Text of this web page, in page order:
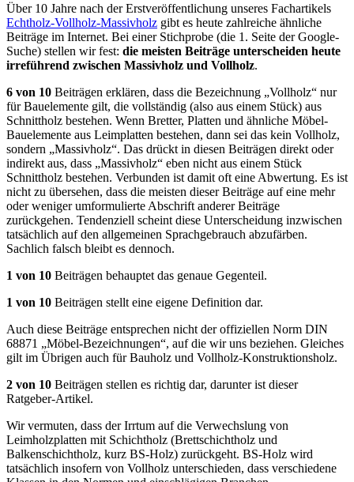
Über 10 Jahre nach der Erstveröffentlichung unseres Fachartikels
Echtholz-Vollholz-Massivholz gibt es heute zahlreiche ähnliche
Beiträge im Internet. Bei einer Stichprobe (die 1. Seite der Google-
Suche) stellen wir fest: die meisten Beiträge unterscheiden heute
irreführend zwischen Massivholz und Vollholz.
6 von 10 Beiträgen erklären, dass die Bezeichnung „Vollholz“ nur
für Bauelemente gilt, die vollständig (also aus einem Stück) aus
Schnittholz bestehen. Wenn Bretter, Platten und ähnliche Möbel-
Bauelemente aus Leimplatten bestehen, dann sei das kein Vollholz,
sondern „Massivholz“. Das drückt in diesen Beiträgen direkt oder
indirekt aus, dass „Massivholz“ eben nicht aus einem Stück
Schnittholz bestehen. Verbunden ist damit oft eine Abwertung. Es ist
nicht zu übersehen, dass die meisten dieser Beiträge auf eine mehr
oder weniger umformulierte Abschrift anderer Beiträge
zurückgehen. Tendenziell scheint diese Unterscheidung inzwischen
tatsächlich auf den allgemeinen Sprachgebrauch abzufärben.
Sachlich falsch bleibt es dennoch.
1 von 10 Beiträgen behauptet das genaue Gegenteil.
1 von 10 Beiträgen stellt eine eigene Definition dar.
Auch diese Beiträge entsprechen nicht der offiziellen Norm DIN
68871 „Möbel-Bezeichnungen“, auf die wir uns beziehen. Gleiches
gilt im Übrigen auch für Bauholz und Vollholz-Konstruktionsholz.
2 von 10 Beiträgen stellen es richtig dar, darunter ist dieser
Ratgeber-Artikel.
Wir vermuten, dass der Irrtum auf die Verwechslung von
Leimholzplatten mit Schichtholz (Brettschichtholz und
Balkenschichtholz, kurz BS-Holz) zurückgeht. BS-Holz wird
tatsächlich insofern von Vollholz unterschieden, dass verschiedene